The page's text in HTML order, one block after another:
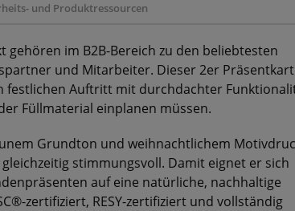
und Produktressourcen
gehören im B2B-Bereich zu den beliebtesten
und Mitarbeiter. Dieser 2er
festlichen Auftritt mit durchdachter
Füllmaterial einplanen müssen.
Grundton und weihnachtlichem
stimmungsvoll. Damit eignet er sich
auf eine natürliche, nachhaltige
zertifiziert, RESY-zertifiziert und vollständig